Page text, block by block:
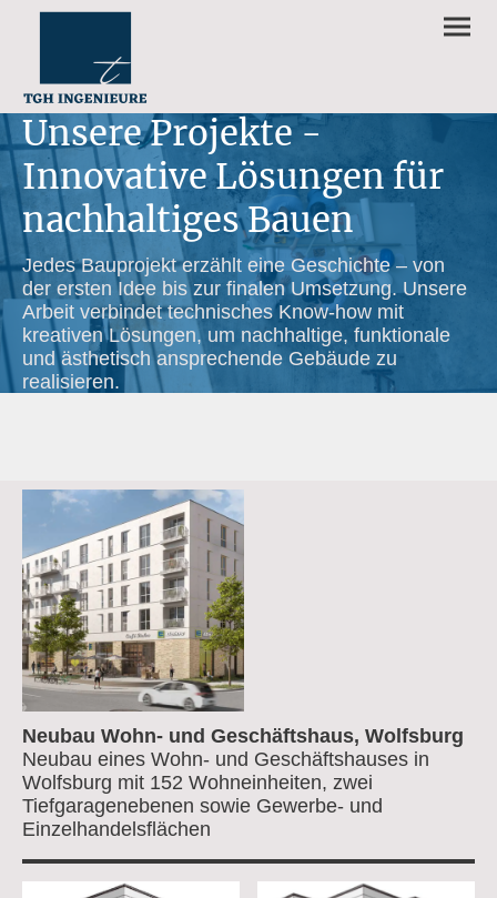
Unsere Projekte -
Innovative Lösungen für
nachhaltiges Bauen
Jedes Bauprojekt erzählt eine Geschichte – von
der ersten Idee bis zur finalen Umsetzung. Unsere
Arbeit verbindet technisches Know-how mit
kreativen Lösungen, um nachhaltige, funktionale
und ästhetisch ansprechende Gebäude zu
realisieren.
Neubau Wohn- und Geschäftshaus, Wolfsburg
Neubau eines Wohn- und Geschäftshauses in
Wolfsburg mit 152 Wohneinheiten, zwei
Tiefgaragenebenen sowie Gewerbe- und
Einzelhandelsflächen